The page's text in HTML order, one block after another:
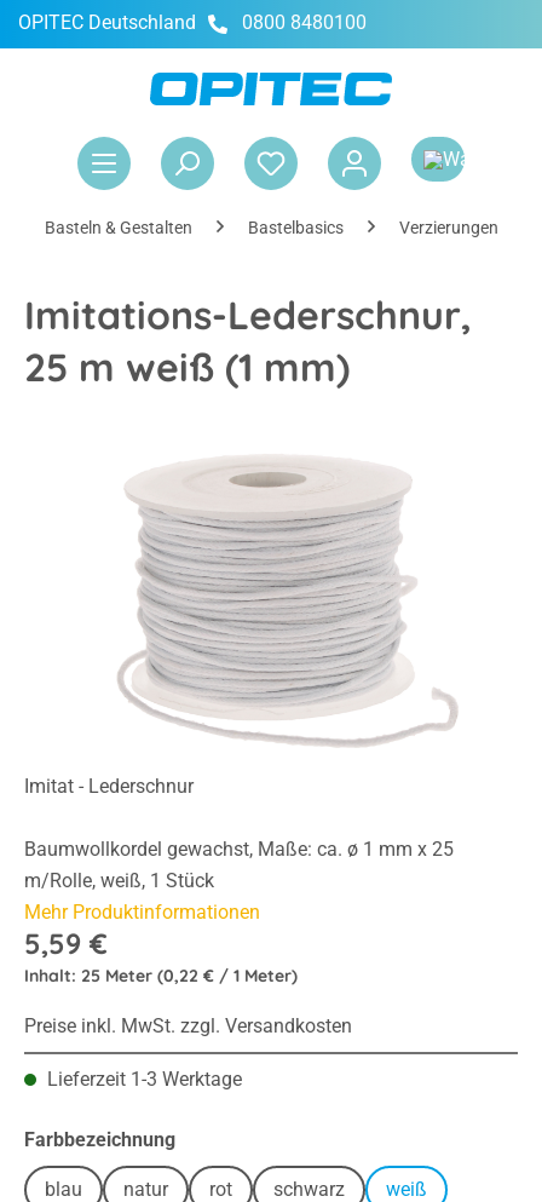
springen
OPITEC Deutschland 0800 8480100
Basteln & Gestalten Bastelbasics Verzierungen &
Imitations-Lederschnur,
25 m weiß (1 mm)
Imitat - Lederschnur
Baumwollkordel gewachst, Maße: ca. ø 1 mm x 25
m/Rolle, weiß, 1 Stück
Mehr Produktinformationen
5,59 €
Inhalt: 25 Meter (0,22 € / 1 Meter)
Preise inkl. MwSt. zzgl. Versandkosten
Lieferzeit 1-3 Werktage
Farbbezeichnungauswählen
blau natur rot schwarz weiß